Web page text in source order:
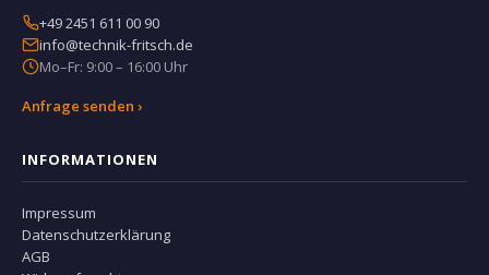
+49 2451 611 00 90
info@technik-fritsch.de
Mo–Fr: 9:00 – 16:00 Uhr
Anfrage senden ›
INFORMATIONEN
Impressum
Datenschutzerklärung
AGB